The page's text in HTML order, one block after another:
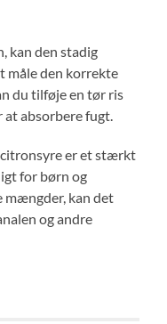
kan den stadig
måle den korrekte
du tilføje en tør ris
absorbere fugt.
citronsyre er et stærkt
for børn og
mængder, kan det
og andre